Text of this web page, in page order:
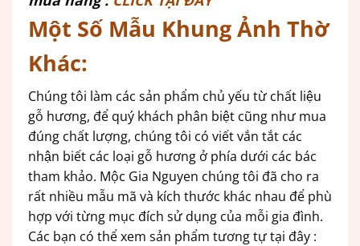
Một Số Mẫu Khung Ảnh Thờ
Khác:
Chúng tôi làm các sản phẩm chủ yếu từ chất liệu
gỗ hương, để quý khách phân biệt cũng như mua
đúng chất lượng, chúng tôi có viết vắn tắt các
nhận biết các loại gỗ hương ở phía dưới các bác
tham khảo. Mộc Gia Nguyen chúng tôi đã cho ra
rất nhiều mẫu mã và kích thước khác nhau để phù
hợp với từng mục đích sử dụng của mỗi gia đình.
Các bạn có thể xem sản phẩm tương tự tại đây :